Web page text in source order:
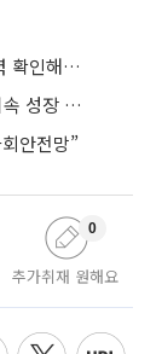
“폐렴구균 백신, 맞았다고 끝 아니다…접종력 확인해야”
셀트리온, 매출·영업익 동반 질주…하반기 지속 성장 전망에 주목
안전망”
추가취재 원해요
0